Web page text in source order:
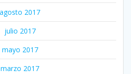
agosto 2017
julio 2017
mayo 2017
marzo 2017